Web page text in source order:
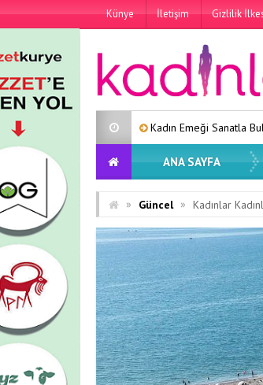
Künye İletişim Gizlilik
Kadın Emeği Sanatla Buluştu Lara’dan
ANA SAYFA
» Güncel » Kadınlar